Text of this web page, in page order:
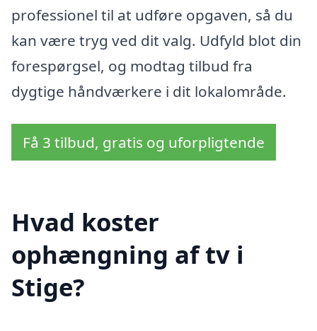
professionel til at udføre opgaven, så du
kan være tryg ved dit valg. Udfyld blot din
forespørgsel, og modtag tilbud fra
dygtige håndværkere i dit lokalområde.
Få 3 tilbud, gratis og uforpligtende
Hvad koster
ophængning af tv i
Stige?